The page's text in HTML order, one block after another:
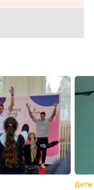
Дети